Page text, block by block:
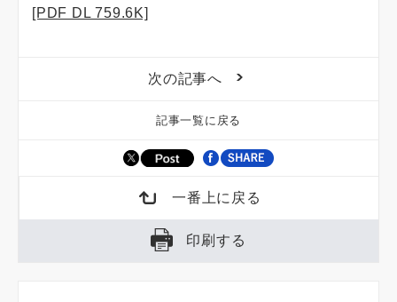
[PDF DL 759.6K]
次の記事へ
記事一覧に戻る
一番上に戻る
印刷する